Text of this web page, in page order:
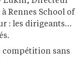
Rennes School of
: les dirigeants
compétition sans